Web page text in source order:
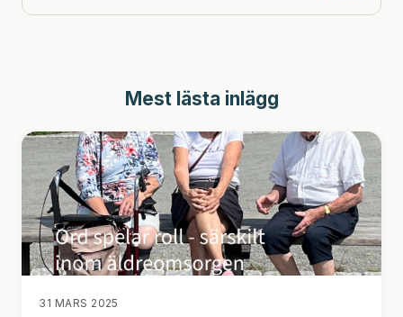
Mest lästa inlägg
31 MARS 2025